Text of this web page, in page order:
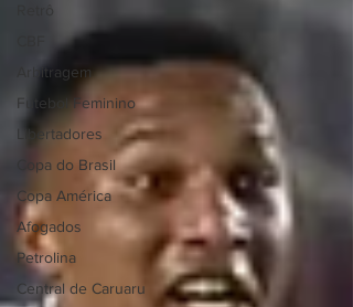
Retrô
Arbitragem
Futebol Feminino
Libertadores
Copa do Brasil
Copa América
Afogados
Petrolina
Central de Caruaru